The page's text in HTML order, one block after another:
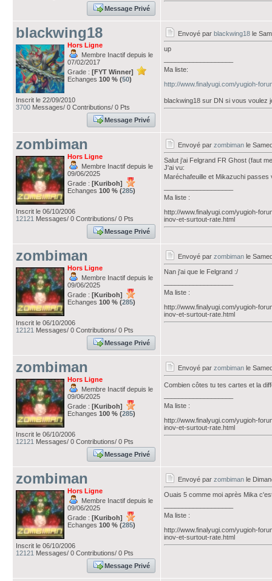
Message Privé
blackwing18
Hors Ligne
Membre Inactif depuis le
07/02/2017
Grade : [FYT Winner]
Echanges 100 % (50)
Inscrit le 22/09/2010
3700 Messages/ 0 Contributions/ 0 Pts
Message Privé
Envoyé par blackwing18 le
up
Ma liste:
http://www.finalyugi.com/yugioh-
blackwing18 sur DN si vous voulez
zombiman
Hors Ligne
Membre Inactif depuis le
09/06/2025
Grade : [Kuriboh]
Echanges 100 % (285)
Inscrit le 06/10/2006
12121 Messages/ 0 Contributions/ 0 Pts
Message Privé
Envoyé par zombiman le
Salut j'ai Felgrand FR Ghost (faut
J'ai vu:
Maréchafeuille et Mikazuchi passes
Ma liste :
http://www.finalyugi.com/yugioh-
inov-et-surtout-rate.html
zombiman
Hors Ligne
Membre Inactif depuis le
09/06/2025
Grade : [Kuriboh]
Echanges 100 % (285)
Inscrit le 06/10/2006
12121 Messages/ 0 Contributions/ 0 Pts
Message Privé
Envoyé par zombiman le
Nan j'ai que le Felgrand :/
Ma liste :
http://www.finalyugi.com/yugioh-
inov-et-surtout-rate.html
zombiman
Hors Ligne
Membre Inactif depuis le
09/06/2025
Grade : [Kuriboh]
Echanges 100 % (285)
Inscrit le 06/10/2006
12121 Messages/ 0 Contributions/ 0 Pts
Message Privé
Envoyé par zombiman le
Combien côtes tu tes cartes et la
Ma liste :
http://www.finalyugi.com/yugioh-
inov-et-surtout-rate.html
zombiman
Hors Ligne
Membre Inactif depuis le
09/06/2025
Grade : [Kuriboh]
Echanges 100 % (285)
Inscrit le 06/10/2006
12121 Messages/ 0 Contributions/ 0 Pts
Message Privé
Envoyé par zombiman le
Ouais 5 comme moi après Mika
Ma liste :
http://www.finalyugi.com/yugioh-
inov-et-surtout-rate.html